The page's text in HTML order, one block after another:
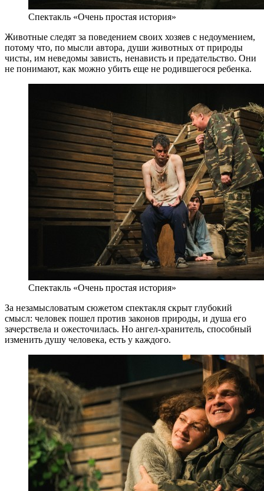
Спектакль «Очень простая история»
Животные следят за поведением своих хозяев с недоумением,
потому что, по мысли автора, души животных от природы
чисты, им неведомы зависть, ненависть и предательство. Они
не понимают, как можно убить еще не родившегося ребенка.
Спектакль «Очень простая история»
За незамысловатым сюжетом спектакля скрыт глубокий
смысл: человек пошел против законов природы, и душа его
зачерствела и ожесточилась. Но ангел-хранитель, способный
изменить душу человека, есть у каждого.